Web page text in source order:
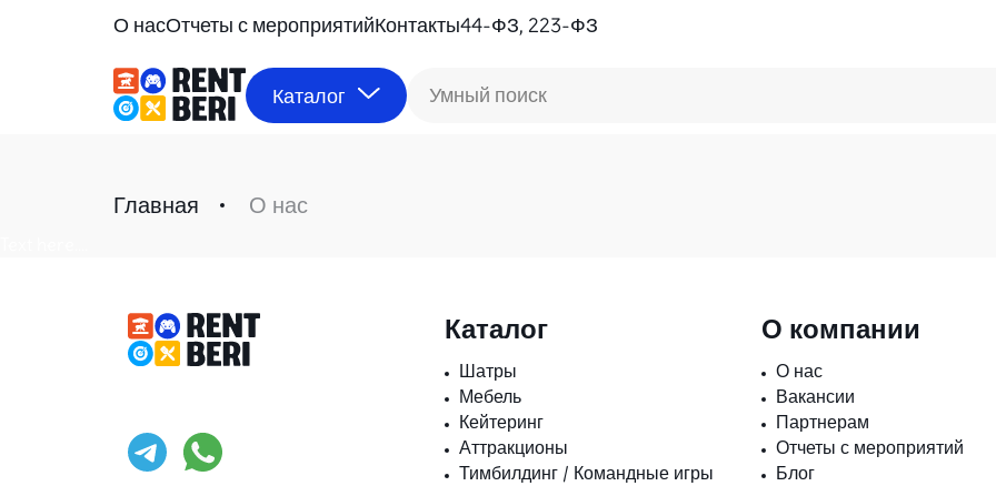
О насОтчеты с мероприятийКонтакты44-ФЗ, 223-ФЗ
Каталог Умный поиск
Главная О нас
Каталог
Шатры
Мебель
Кейтеринг
Аттракционы
Тимбилдинг / Командные игры
О компании
О нас
Вакансии
Партнерам
Отчеты с мероприятий
Блог